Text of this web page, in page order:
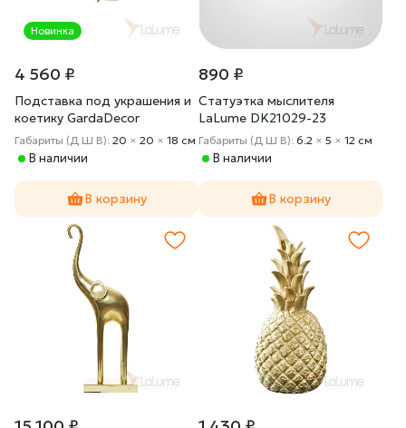
Новинка
4 560 ₽
Подставка под украшения и
коетику GardaDecor
2K299530
Габариты (Д Ш В): 20 × 20 × 18 cм
В наличии
В корзину
890 ₽
Статуэтка мыслителя
LaLume DK21029-23
Габариты (Д Ш В): 6.2 × 5 × 12 cм
В наличии
В корзину